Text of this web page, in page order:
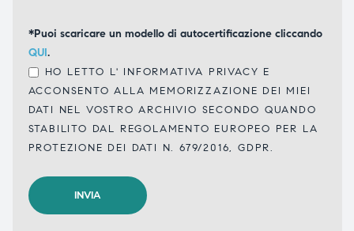
*Puoi scaricare un modello di autocertificazione cliccando
QUI.
HO LETTO L' INFORMATIVA PRIVACY E
ACCONSENTO ALLA MEMORIZZAZIONE DEI MIEI
DATI NEL VOSTRO ARCHIVIO SECONDO QUANDO
STABILITO DAL REGOLAMENTO EUROPEO PER LA
PROTEZIONE DEI DATI N. 679/2016, GDPR.